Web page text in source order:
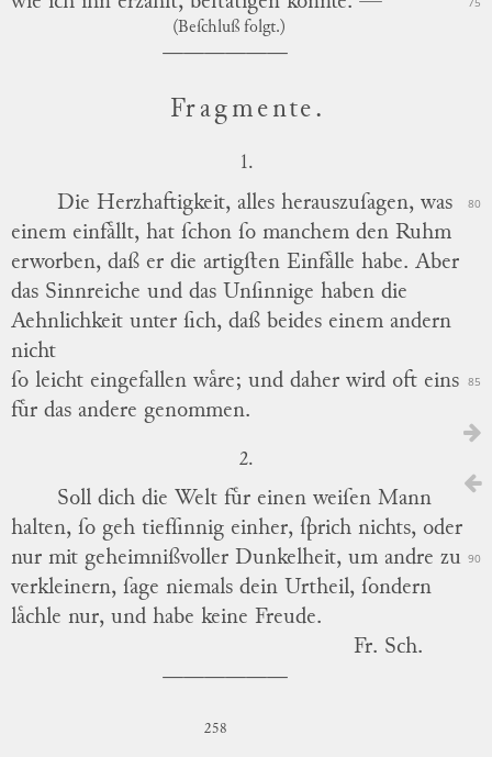
(Beſchluß folgt.)
Fragmente.
1.
Die Herzhaftigkeit, alles herauszuſagen, was 80
einem einfaͤllt, hat ſchon ſo manchem den Ruhm
erworben, daß er die artigſten Einfaͤlle habe. Aber
das Sinnreiche und das Unſinnige haben die
Aehnlichkeit unter ſich, daß beides einem andern
nicht
ſo leicht eingefallen waͤre; und daher wird oft eins 85
fuͤr das andere genommen.
2.
Soll dich die Welt fuͤr einen weiſen Mann
halten, ſo geh tiefſinnig einher, ſprich nichts, oder
nur mit geheimnißvoller Dunkelheit, um andre zu 90
verkleinern, ſage niemals dein Urtheil, ſondern
laͤchle nur, und habe keine Freude.
Fr. Sch.
258